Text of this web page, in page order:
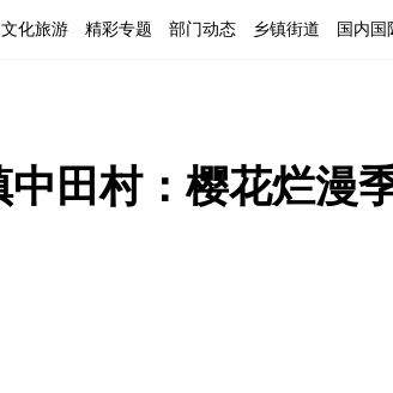
文化旅游 精彩专题 部门动态 乡镇街道 国内国
中田村：樱花烂漫